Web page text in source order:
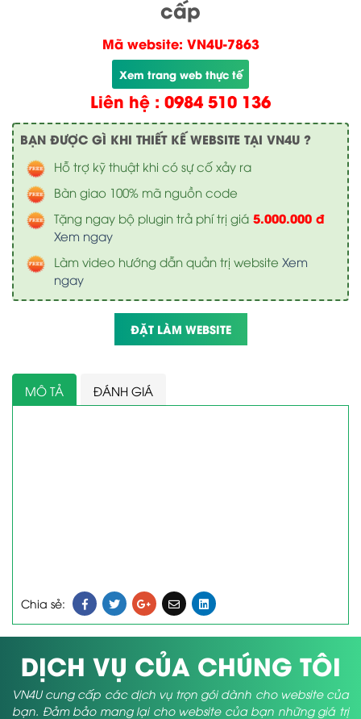
cấp
Mã website: VN4U-7863
Xem trang web thực tế
Liên hệ : 0984 510 136
BẠN ĐƯỢC GÌ KHI THIẾT KẾ WEBSITE TẠI VN4U ?
Hỗ trợ kỹ thuật khi có sự cố xảy ra
Bàn giao 100% mã nguồn code
Tặng ngay bộ plugin trả phí trị giá 5.000.000 đ
Xem ngay
Làm video hướng dẫn quản trị website Xem
ngay
ĐẶT LÀM WEBSITE
MÔ TẢ ĐÁNH GIÁ
Chia sẻ:
DỊCH VỤ CỦA CHÚNG TÔI
VN4U cung cấp các dịch vụ trọn gói dành cho website của
bạn. Đảm bảo mang lại cho website của bạn những giá trị